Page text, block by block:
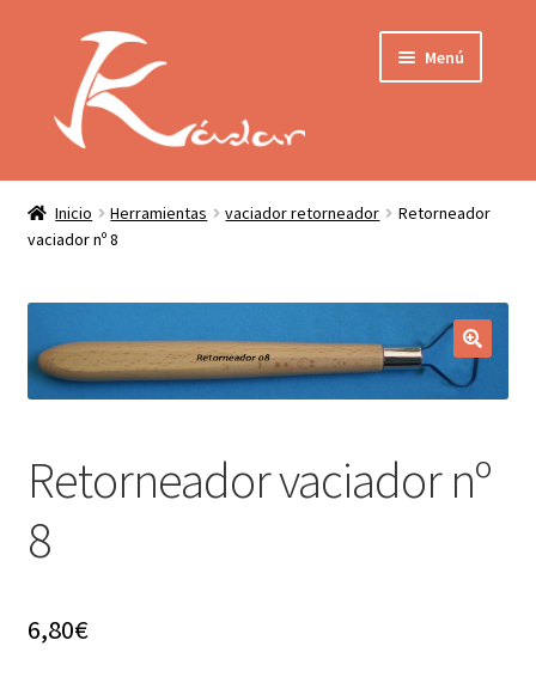
navegación
contenido
Menú
Mi cuenta
Localización
INICIO
QUIENES SOMOS
ENVÍO
CONDICIONES
PRODUCTOS
Inicio Herramientas vaciador retorneador
Retorneador
vaciador nº 8
Retorneador vaciador nº
8
6,80€